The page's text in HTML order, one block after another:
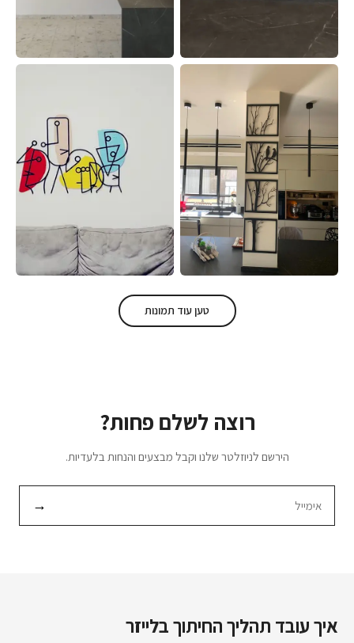
טען עוד תמונות
רוצה לשלם פחות?
הירשם לניוזלטר שלנו וקבל מבצעים והנחות בלעדיות.
→
איך עובד תהליך החיתוך בלייזר